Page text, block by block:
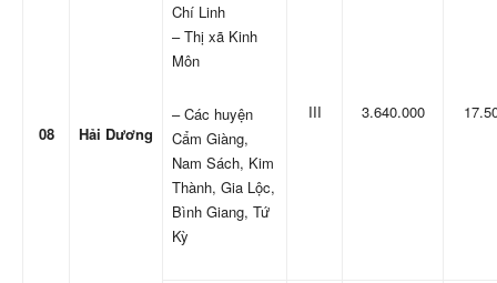
08 Hải Dương
Chí Linh
– Thị xã Kinh
Môn
– Các huyện
Cẩm Giàng,
Nam Sách, Kim
Thành, Gia Lộc,
Bình Giang, Tứ
Kỳ
III 3.640.000